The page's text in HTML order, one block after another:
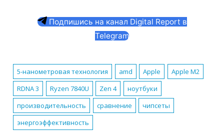
Подпишись на канал Digital Report в
Telegram
5-нанометровая технология amd Apple
Apple M2
RDNA 3
Ryzen 7840U Zen 4
ноутбуки
производительность
сравнение
чипсеты
энергоэффективность